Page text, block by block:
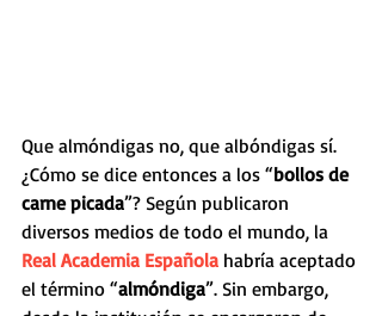
Que almóndigas no, que albóndigas sí.
¿Cómo se dice entonces a los “bollos de
carne picada”? Según publicaron
diversos medios de todo el mundo, la
Real Academia Española habría aceptado
el término “almóndiga”. Sin embargo,